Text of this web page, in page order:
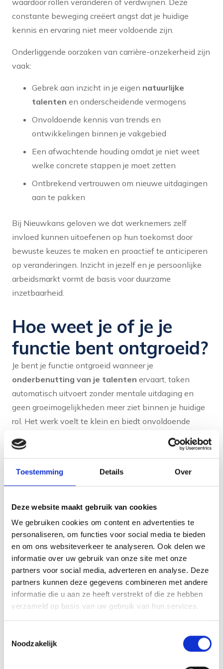
Toestemming Details Over
Deze website maakt gebruik van cookies
We gebruiken cookies om content en advertenties te
personaliseren, om functies voor social media te bieden
en om ons websiteverkeer te analyseren. Ook delen we
informatie over uw gebruik van onze site met onze
partners voor social media, adverteren en analyse. Deze
partners kunnen deze gegevens combineren met andere
informatie die u aan ze heeft verstrekt of die ze hebben
verzameld op basis van uw gebruik van hun services.
Noodzakelijk
constante beweging creëert angst dat je huidige
kennis en ervaring niet meer voldoende zijn.
Onderliggende oorzaken van carrière-onzekerheid zijn
vaak:
Gebrek aan inzicht in je eigen natuurlijke
talenten en onderscheidende vermogens
Onvoldoende kennis van trends en
ontwikkelingen binnen je vakgebied
Een afwachtende houding omdat je niet weet
welke concrete stappen je moet zetten
Ontbrekend vertrouwen om nieuwe uitdagingen
aan te pakken
Bij Nieuwkans geloven we dat werknemers zelf
invloed kunnen uitoefenen op hun toekomst door
bewuste keuzes te maken en proactief te anticiperen
op veranderingen. Inzicht in jezelf en je persoonlijke
arbeidsmarkt vormt de basis voor duurzame
inzetbaarheid.
Hoe weet je of je je
functie bent ontgroeid?
Je bent je functie ontgroeid wanneer je
onderbenutting van je talenten ervaart, taken
automatisch uitvoert zonder mentale uitdaging en
geen groeimogelijkheden meer ziet binnen je huidige
rol. Het werk voelt te klein en biedt onvoldoende
Concrete signalen die aangeven dat je huidige rol te
klein is geworden:
uitvoeren
Nieuwe projecten bieden geen leerervaring meer
Je neemt automatisch meer
verantwoordelijkheden op je zonder erkenning
Collega’s vragen regelmatig om je hulp bij
complexere vraagstukken
Je voelt je intellectueel ondergestimuleerd en
verveeld
Het ontbreken van groeimogelijkheden manifesteert